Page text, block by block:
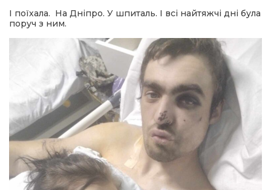
І поїхала. На Дніпро. У шпиталь. І всі найтяжчі дні була
поруч з ним.